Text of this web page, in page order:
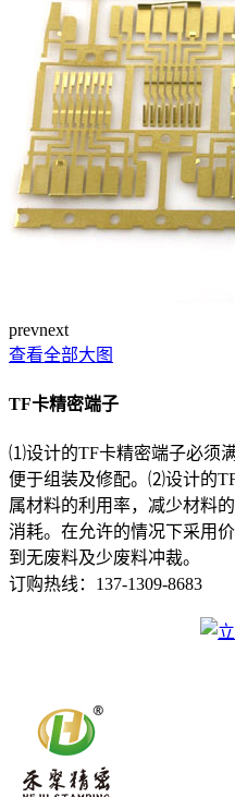
prevnext
查看全部大图
TF卡精密端子
⑴设计的TF卡精密端子必须
便于组装及修配。⑵设计的
属材料的利用率，减少材料
消耗。在允许的情况下采用
到无废料及少废料冲裁。
订购热线： 137-1309-8683